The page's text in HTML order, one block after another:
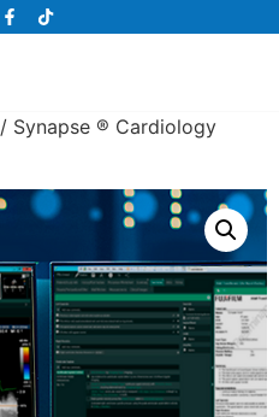
/ Synapse ® Cardiology